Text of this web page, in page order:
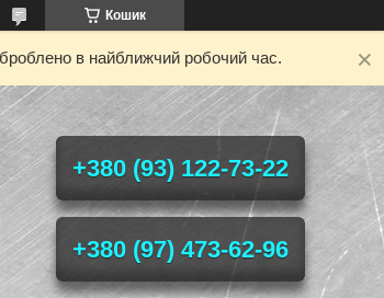
Кошик
в найближчий робочий час.
+380 (93) 122-73-22
+380 (97) 473-62-96